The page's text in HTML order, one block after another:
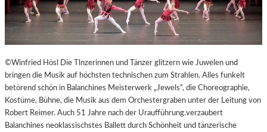
©Winfried Hösl Die Tlnzerinnen und Tänzer glitzern wie Juwelen und
bringen die Musik auf höchsten technischen zum Strahlen. Alles funkelt
betörend schön in Balanchines Meisterwerk „Jewels“, die Choreographie,
Kostüme, Bühne, die Musik aus dem Orchestergraben unter der Leitung von
Robert Reimer. Auch 51 Jahre nach der Uraufführung.verzaubert
Balanchines neoklassischstes Ballett durch Schönheit und tänzerische